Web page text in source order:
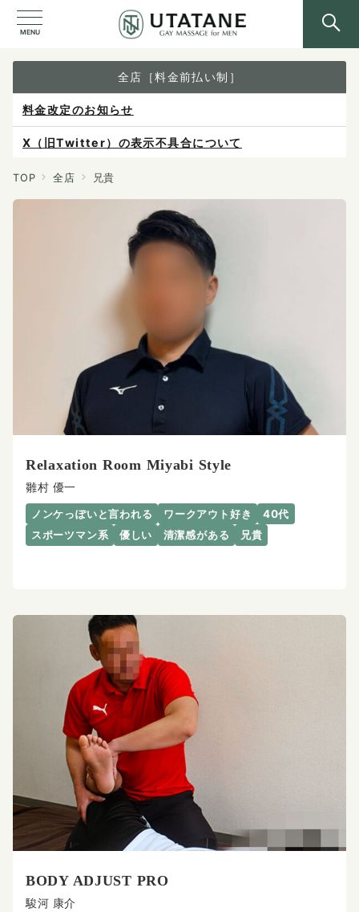
MENU
全店［料金前払い制］
X（旧Twitter）の表示不具合について
ご予約は各店へ直接お問い合わせください。
料金は当日施術前にお支払いください。
感染症防止対策について
料金改定のお知らせ
TOP 全店 兄貴
Relaxation Room Miyabi Style
雛村 優一
ノンケっぽいと言われる ワークアウト好き
40代
スポーツマン系
優しい 清潔感がある 兄貴
BODY ADJUST PRO
駿河 康介